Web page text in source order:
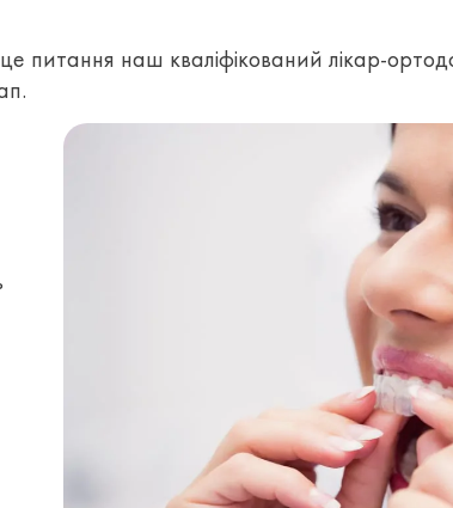
питання наш кваліфікований лікар-